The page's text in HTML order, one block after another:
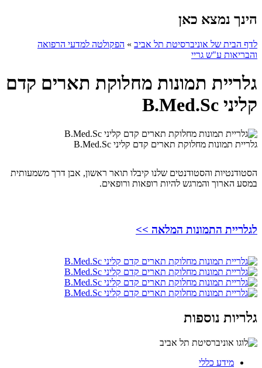
הינך נמצא כאן
לדף הבית של אוניברסיטת תל אביב » הפקולטה למדעי הרפואה
והבריאות ע"ש גריי
גלריית תמונות מחלוקת תארים קדם
קליני B.Med.Sc
גלריית תמונות מחלוקת תארים קדם קליני B.Med.Sc
הסטודנטיות והסטודנטים שלנו קיבלו תואר ראשון, אבן דרך משמעותית
במסע הארוך והמרגש להיות רופאות ורופאים.
לגלריית התמונות המלאה >>
גלריות נוספות
מידע כללי